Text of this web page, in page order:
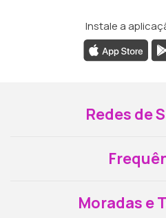
Instale a
Redes de
Moradas e